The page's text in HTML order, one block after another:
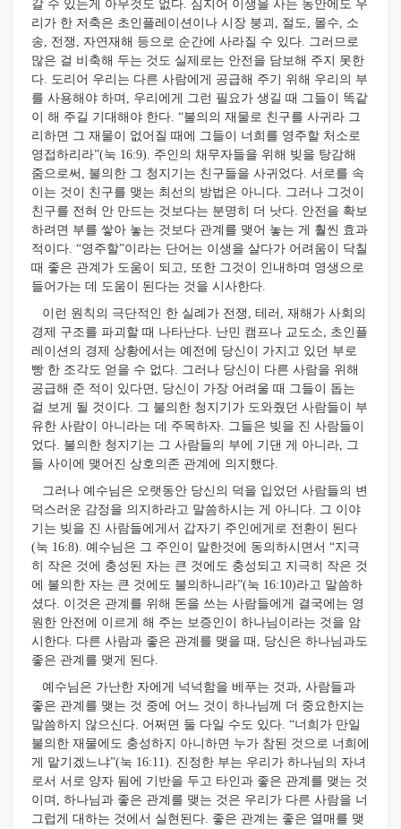
갈 수 있는게 아무것도 없다. 심지어 이생을 사는 동안에도 우
리가 한 저축은 초인플레이션이나 시장 붕괴, 절도, 몰수, 소
송, 전쟁, 자연재해 등으로 순간에 사라질 수 있다. 그러므로
많은 걸 비축해 두는 것도 실제로는 안전을 담보해 주지 못한
다. 도리어 우리는 다른 사람에게 공급해 주기 위해 우리의 부
를 사용해야 하며, 우리에게 그런 필요가 생길 때 그들이 똑같
이 해 주길 기대해야 한다. “불의의 재물로 친구를 사귀라 그
리하면 그 재물이 없어질 때에 그들이 너희를 영주할 처소로
영접하리라”(눅 16:9). 주인의 채무자들을 위해 빚을 탕감해
줌으로써, 불의한 그 청지기는 친구들을 사귀었다. 서로를 속
이는 것이 친구를 맺는 최선의 방법은 아니다. 그러나 그것이
친구를 전혀 안 만드는 것보다는 분명히 더 낫다. 안전을 확보
하려면 부를 쌓아 놓는 것보다 관계를 맺어 놓는 게 훨씬 효과
적이다. “영주할”이라는 단어는 이생을 살다가 어려움이 닥칠
때 좋은 관계가 도움이 되고, 또한 그것이 인내하며 영생으로
들어가는 데 도움이 된다는 것을 시사한다.
이런 원칙의 극단적인 한 실례가 전쟁, 테러, 재해가 사회의
경제 구조를 파괴할 때 나타난다. 난민 캠프나 교도소, 초인플
레이션의 경제 상황에서는 예전에 당신이 가지고 있던 부로
빵 한 조각도 얻을 수 없다. 그러나 당신이 다른 사람을 위해
공급해 준 적이 있다면, 당신이 가장 어려울 때 그들이 돕는
걸 보게 될 것이다. 그 불의한 청지기가 도와줬던 사람들이 부
유한 사람이 아니라는 데 주목하자. 그들은 빚을 진 사람들이
었다. 불의한 청지기는 그 사람들의 부에 기댄 게 아니라, 그
들 사이에 맺어진 상호의존 관계에 의지했다.
그러나 예수님은 오랫동안 당신의 덕을 입었던 사람들의 변
덕스러운 감정을 의지하라고 말씀하시는 게 아니다. 그 이야
기는 빚을 진 사람들에게서 갑자기 주인에게로 전환이 된다
(눅 16:8). 예수님은 그 주인이 말한것에 동의하시면서 “지극
히 작은 것에 충성된 자는 큰 것에도 충성되고 지극히 작은 것
에 불의한 자는 큰 것에도 불의하니라”(눅 16:10)라고 말씀하
셨다. 이것은 관계를 위해 돈을 쓰는 사람들에게 결국에는 영
원한 안전에 이르게 해 주는 보증인이 하나님이라는 것을 암
시한다. 다른 사람과 좋은 관계를 맺을 때, 당신은 하나님과도
좋은 관계를 맺게 된다.
예수님은 가난한 자에게 넉넉함을 베푸는 것과, 사람들과
좋은 관계를 맺는 것 중에 어느 것이 하나님께 더 중요한지는
말씀하지 않으신다. 어쩌면 둘 다일 수도 있다. “너희가 만일
불의한 재물에도 충성하지 아니하면 누가 참된 것으로 너희에
게 맡기겠느냐”(눅 16:11). 진정한 부는 우리가 하나님의 자녀
로서 서로 양자 됨에 기반을 두고 타인과 좋은 관계를 맺는 것
이며, 하나님과 좋은 관계를 맺는 것은 우리가 다른 사람을 너
그럽게 대하는 것에서 실현된다. 좋은 관계는 좋은 열매를 맺